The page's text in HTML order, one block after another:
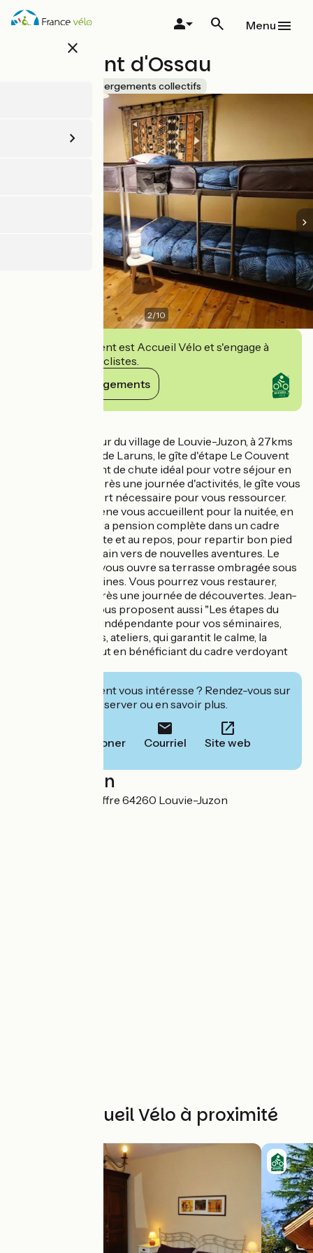
Aller
au
close
Menu
Le Couvent d'Ossau
Hébergements collectifs
2/10
Cet établissement est Accueil Vélo et s'engage à
accueillir des cyclistes.
Voir ses engagements
Situé en plein cœur du village de Louvie-Juzon, à 27kms
de Pau et à 12kms de Laruns, le gîte d'étape Le Couvent
d'Ossau est le point de chute idéal pour votre séjour en
Vallée d'Ossau. Après une journée d'activités, le gîte vous
offre tout le confort nécessaire pour vous ressourcer.
Jean-Marc et Mylène vous accueillent pour la nuitée, en
demi-pension ou la pension complète dans un cadre
propice à la détente et au repos, pour repartir bon pied
bon œil le lendemain vers de nouvelles aventures. Le
Couvent d’Ossau vous ouvre sa terrasse ombragée sous
la tonnelle de glycines. Vous pourrez vous restaurer,
vous rafraichir, après une journée de découvertes. Jean-
Marc et Mylène vous proposent aussi "Les étapes du
gîte". Une annexe, indépendante pour vos séminaires,
stages, formations, ateliers, qui garantit le calme, la
confidentialité, tout en bénéficiant du cadre verdoyant
Cet établissement vous intéresse ? Rendez-vous sur
leur site pour réserver ou en savoir plus.
Téléphoner Courriel Site web
Localisation
1 Rue Maréchal Joffre 64260 Louvie-Juzon
Autres Accueil Vélo à proximité